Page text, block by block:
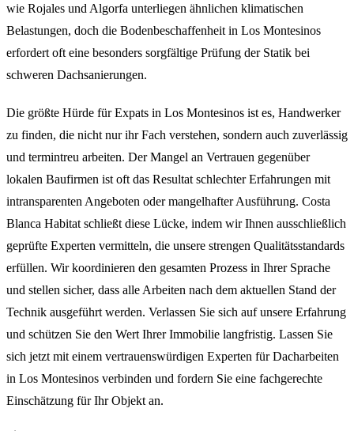
wie Rojales und Algorfa unterliegen ähnlichen klimatischen
Belastungen, doch die Bodenbeschaffenheit in Los Montesinos
erfordert oft eine besonders sorgfältige Prüfung der Statik bei
schweren Dachsanierungen.
Die größte Hürde für Expats in Los Montesinos ist es, Handwerker
zu finden, die nicht nur ihr Fach verstehen, sondern auch zuverlässig
und termintreu arbeiten. Der Mangel an Vertrauen gegenüber
lokalen Baufirmen ist oft das Resultat schlechter Erfahrungen mit
intransparenten Angeboten oder mangelhafter Ausführung. Costa
Blanca Habitat schließt diese Lücke, indem wir Ihnen ausschließlich
geprüfte Experten vermitteln, die unsere strengen Qualitätsstandards
erfüllen. Wir koordinieren den gesamten Prozess in Ihrer Sprache
und stellen sicher, dass alle Arbeiten nach dem aktuellen Stand der
Technik ausgeführt werden. Verlassen Sie sich auf unsere Erfahrung
und schützen Sie den Wert Ihrer Immobilie langfristig. Lassen Sie
sich jetzt mit einem vertrauenswürdigen Experten für Dacharbeiten
in Los Montesinos verbinden und fordern Sie eine fachgerechte
Einschätzung für Ihr Objekt an.